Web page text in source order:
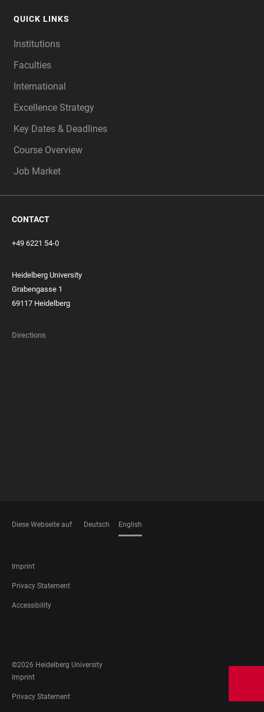
QUICK LINKS
Institutions
Faculties
International
Excellence Strategy
Key Dates & Deadlines
Course Overview
Job Market
CONTACT
+49 6221 54-0
Heidelberg University
Grabengasse 1
69117 Heidelberg
Directions
Diese Webseite auf Deutsch English
FOOTER
LEGAL
Imprint
Privacy Statement
Accessibility
MEDIA
©2026 Heidelberg University
FOOTER
LEGAL
Imprint
Privacy Statement